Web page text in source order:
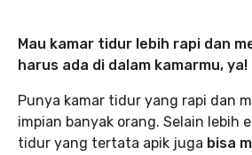
Mau kamar tidur lebih rapi dan
harus ada di dalam kamarmu, ya!
Punya kamar tidur yang rapi dan
impian banyak orang. Selain lebih
tidur yang tertata apik juga bisa